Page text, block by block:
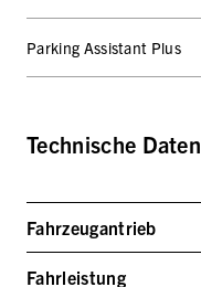
Parking Assistant Plus
Technische Daten
Fahrzeugantrieb
Fahrleistung